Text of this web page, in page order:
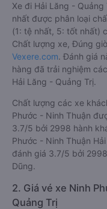
Xe đi Hải Lăng -
nhất được phân loại
(1: tệ nhất, 5: tốt nhất)
Chất lượng xe, Đúng
Vexere.com. Đánh giá
hàng đã trải nghiệm
Hải Lăng - Quảng Trị.
Chất lượng các xe
Phước - Ninh Thuận
3.7/5 bởi 2998 hành
Phước - Ninh Thuận
đánh giá 3.7/5 bởi
Dũng.
2. Giá vé xe Ninh
Quảng Trị